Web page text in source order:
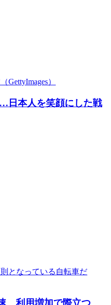
本人を笑顔にした戦
利用増加で際立つ